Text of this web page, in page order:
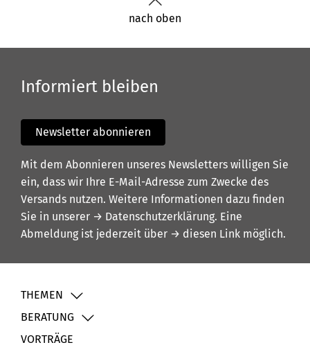
nach oben
Informiert bleiben
Newsletter abonnieren
Mit dem Abonnieren unseres Newsletters willigen Sie
ein, dass wir Ihre E-Mail-Adresse zum Zwecke des
Versands nutzen. Weitere Informationen dazu finden
Sie in unserer → Datenschutzerklärung. Eine
Abmeldung ist jederzeit über → diesen Link möglich.
THEMEN
BERATUNG
VORTRÄGE